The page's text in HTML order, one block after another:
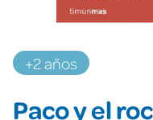
+2 años
Paco y el